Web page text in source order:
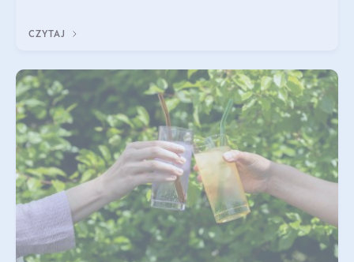
CZYTAJ